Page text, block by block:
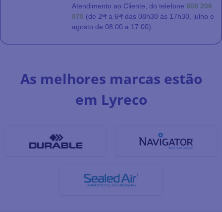
Atendimento ao Cliente, do telefone 808 206
070 (de 2ªf a 6ªf das 08h30 às 17h30, julho e
agosto de 08:00 a 17:00).
As melhores marcas estão
em Lyreco